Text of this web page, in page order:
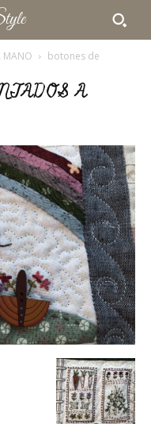
MANO
botones de
A